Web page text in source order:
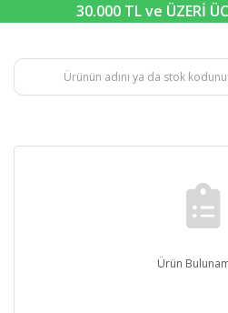
30.000 TL ve ÜZERİ
Ürün